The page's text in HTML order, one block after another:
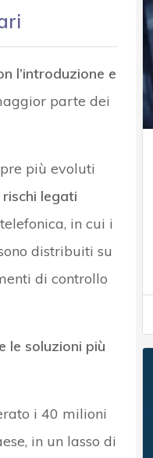
l’introduzione e
parte dei
più evoluti
rischi legati
in cui i
distribuiti su
di controllo
le soluzioni più
i 40 milioni
in un lasso di